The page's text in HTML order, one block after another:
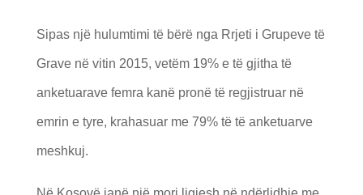
Sipas një hulumtimi të bërë nga Rrjeti i Grupeve të
Grave në vitin 2015, vetëm 19% e të gjitha të
anketuarave femra kanë pronë të regjistruar në
emrin e tyre, krahasuar me 79% të të anketuarve
meshkuj.